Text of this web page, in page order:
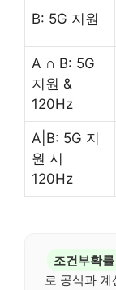
B: 5G 지원
A ∩ B: 5G
지원 &
120Hz
A|B: 5G 지
원 시
120Hz
조건부확률
로 공식과